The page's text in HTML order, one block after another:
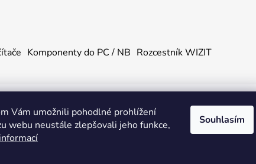
Vám umožnili pohodlné prohlížení
webu neustále zlepšovali jeho funkce,
Souhlasím
Komponenty do PC / NB Rozcestník WIZIT
vyhrazena.|Obchodní podmínky|Ochrana osobních
se sídlem Adámkova 1448, 53901 Hlinsko.